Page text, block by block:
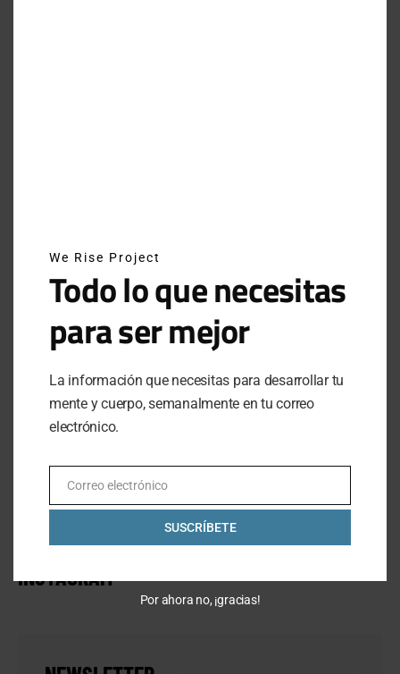
¿ERES REALMENTE FUERTE? AVERÍGUALO AQUÍ
CREATINA: ¿QUÉ ES? ¿CÓMO FUNCIONA?
AUGUST 26, 2025
¿LA CERVEZA AYUDA A LA HIDRATACIÓN?
ATRÉVETE A INTENTARLO: EL LEGADO DE BREAKING4 DE NIKE
JUNE 29, 2025
INSTAGRAM
We Rise Project
Todo lo que necesitas
para ser mejor
La información que necesitas para desarrollar tu
mente y cuerpo, semanalmente en tu correo
electrónico.
EmailCorreo electrónico
SUSCRÍBETE
Por ahora no, ¡gracias!